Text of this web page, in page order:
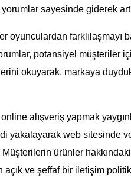
sayesinde giderek
oyunculardan farklılaşmayı
potansiyel müşteriler
okuyarak, markaya
alışveriş yapmak
yakalayarak web sitesinde
Müşterilerin ürünler
açık ve şeffaf bir iletişim